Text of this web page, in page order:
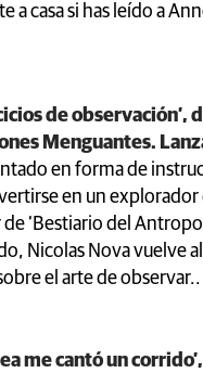
a casa si has leído a
de
Menguantes.
en forma de
en un explorador
‘Bestiario del
Nicolas Nova vuelve
el arte de observar..
me cantó un